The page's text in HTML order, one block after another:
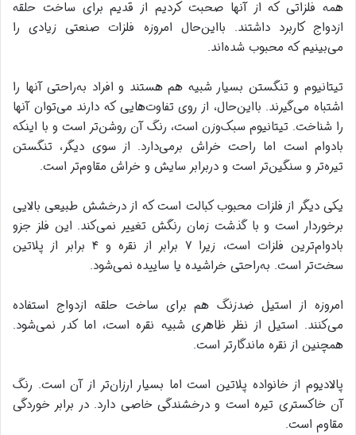
همه فلزاتی که از آنها صحبت کردیم از قدیم برای ساخت حلقه
ازدواج کاربرد داشتند. بااین‌حال امروزه فلزات صنعتی زیادی را
می‌بینیم که محبوب شده‌اند.
تیتانیوم و تنگستن بسیار شبیه هم هستند و افراد به‌راحتی آنها را
اشتباه می‌گیرند. بااین‌حال، از روی تفاوت‌هایی که دارند می‌توان آنها
را شناخت. تیتانیوم سبک‌وزن است، رنگ آن روشن‌تر است و با اینکه
بادوام است اما راحت خراش برمی‌دارد. از سوی دیگر، تنگستن
تیره‌تر و سنگین‌تر است و دربرابر سایش و خراش مقاوم‌تر است.
یکی دیگر از فلزات محبوب کبالت است که از درخشش طبیعی بالایی
برخوردار است و با گذشت زمان رنگش تغییر نمی‌کند. این فلز جزو
بادوام‌ترین فلزات است، زیرا ۷ برابر از نقره و ۴ برابر از پلاتین
سخت‌تر است. به‌راحتی خراشیده یا ساییده نمی‌شود.
امروزه از استیل ضدزنگ هم برای ساخت حلقه ازدواج استفاده
می‌کنند. استیل از نظر ظاهری شبیه نقره است، اما کدر نمی‌شود.
همچنین از نقره ماندگارتر است.
پالادیوم از خانواده پلاتین است اما بسیار ارزان‌تر از آن است. رنگ
آن خاکستری تیره است و درخشندگی خاصی دارد. در برابر خوردگی
مقاوم است.